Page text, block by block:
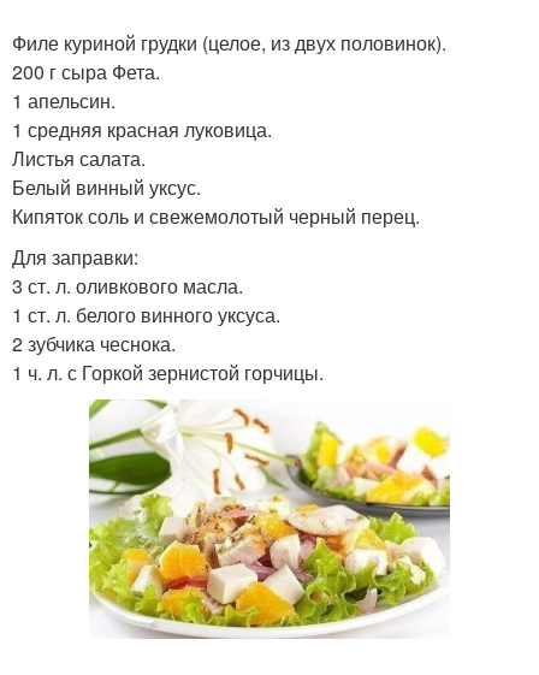
Филе куриной грудки (целое, из двух половинок).
200 г сыра Фета.
1 апельсин.
1 средняя красная луковица.
Листья салата.
Белый винный уксус.
Кипяток соль и свежемолотый черный перец.
Для заправки:
3 ст. л. оливкового масла.
1 ст. л. белого винного уксуса.
2 зубчика чеснока.
1 ч. л. с Горкой зернистой горчицы.